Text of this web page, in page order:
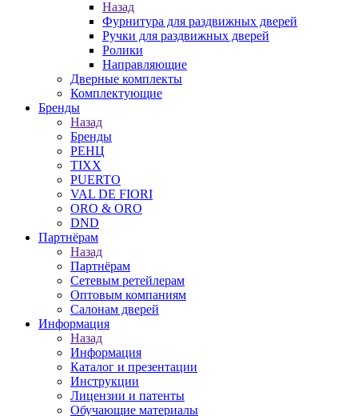
Назад
Фурнитура для раздвижных дверей
Ручки для раздвижных дверей
Ролики
Направляющие
Дверные комплекты
Комплектующие
Бренды
Назад
Бренды
РЕНЦ
TIXX
PUERTO
VAL DE FIORI
ORO & ORO
DND
Партнёрам
Назад
Партнёрам
Сетевым ретейлерам
Оптовым компаниям
Салонам дверей
Информация
Назад
Информация
Каталог и презентации
Инструкции
Лицензии и патенты
Обучающие материалы